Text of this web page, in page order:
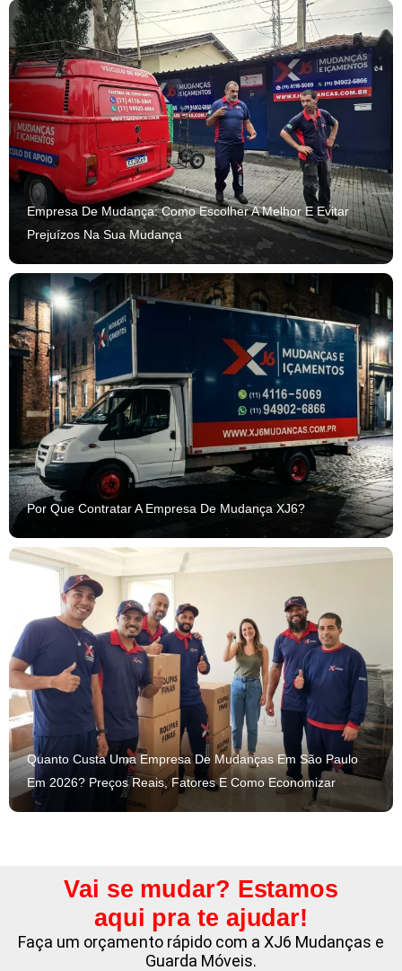
Empresa De Mudança: Como Escolher A Melhor E Evitar
Prejuízos Na Sua Mudança
Por Que Contratar A Empresa De Mudança XJ6?
Quanto Custa Uma Empresa De Mudanças Em São Paulo
Em 2026? Preços Reais, Fatores E Como Economizar
Vai se mudar? Estamos
aqui pra te ajudar!
Faça um orçamento rápido com a XJ6 Mudanças e
Guarda Móveis.